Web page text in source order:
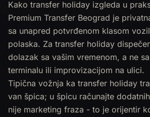
Kako transfer holiday izgleda u
Premium Transfer Beograd je
sa unapred potvrđenom klasom
polaska. Za transfer holiday
dolazak sa vašim vremenom, a ne
terminalu ili improvizacijom na ulici.
Tipična vožnja ka transfer holiday
van špica; u špicu računajte
nije marketing fraza - to je orijentir